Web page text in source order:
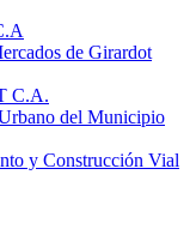
de Girardot
C.A.
del Municipio
y Construcción Vial